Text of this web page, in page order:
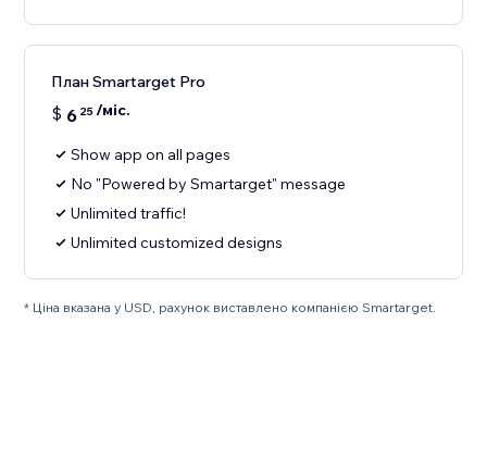
План Smartarget Pro
$ 6 25/міс.
Show app on all pages
No "Powered by Smartarget" message
Unlimited traffic!
Unlimited customized designs
* Ціна вказана у USD, рахунок виставлено компанією Smartarget.